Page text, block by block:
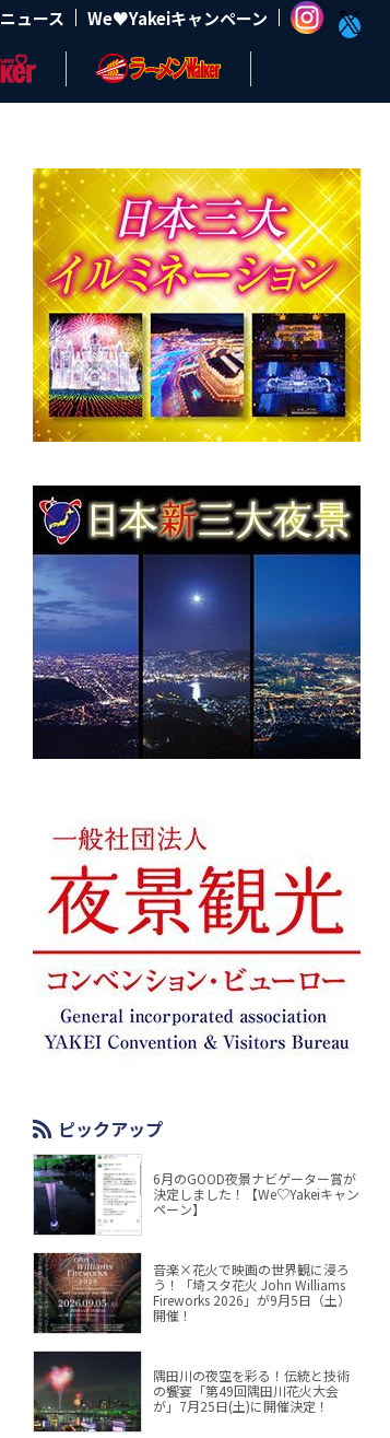
ニュース We♥Yakeiキャンペーン
ピックアップ
6月のGOOD夜景ナビゲーター賞が
決定しました！【We♡Yakeiキャン
ペーン】
音楽×花火で映画の世界観に浸ろ
う！「埼スタ花火 John Williams
Fireworks 2026」が9月5日（土）
開催！
隅田川の夜空を彩る！伝統と技術
の饗宴「第49回隅田川花火大会
が」7月25日(土)に開催決定！